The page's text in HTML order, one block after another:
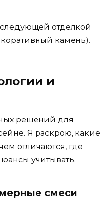
отделкой
камень).
и
решений для
Я раскрою, какие
отличаются, где
учитывать.
смеси